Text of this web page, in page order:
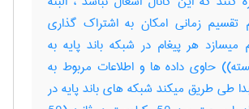
تقسیم زمانی امکان به اشتراک گذاری
میسازد هر پیغام در شبکه باند پایه به
حاوی داده ها و اطلاعات مربوط به
طی طریق میکند شبکه های باند پایه در